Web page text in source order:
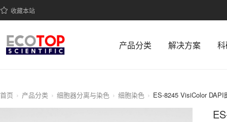
收藏本站
产品分类 解决方案
首页 产品分类 细胞器分离与染色 细胞染色 ES-8245 VisiColor